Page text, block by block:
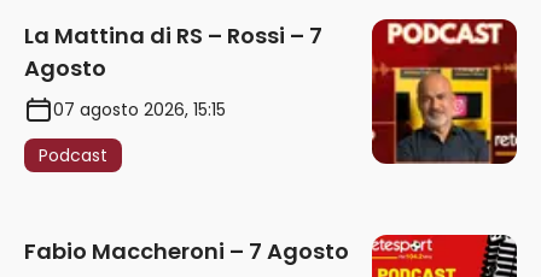
La Mattina di RS – Rossi – 7
Agosto
07 agosto 2026, 15:15
Podcast
Fabio Maccheroni – 7 Agosto